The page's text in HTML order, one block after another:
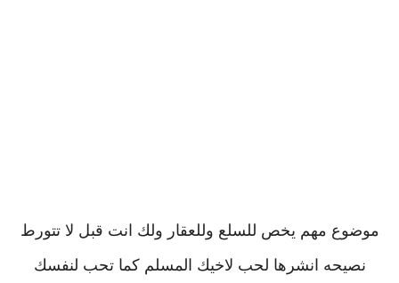
موضوع مهم يخص للسلع وللعقار ولك انت قبل لا تتورط
نصيحه انشرها لحب لاخيك المسلم كما تحب لنفسك